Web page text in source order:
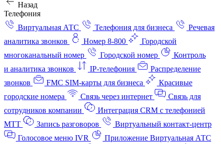
Назад
Телефония
Виртуальная АТС
Телефония для бизнеса
Речевая
аналитика звонков
Номер 8-800
Городской
многоканальный номер
Городской номер
Контроль
и аналитика звонков
IP-телефония
Распределение
звонков
FMC SIM-карты для бизнеса
Красивые
городские номера
Связь через интернет
Связь для
сотрудников компании
Интеграция CRM с телефонией
МТТ
Запись разговоров
Виртуальный контакт‑центр
Голосовое меню IVR
Приложение Виртуальная АТС